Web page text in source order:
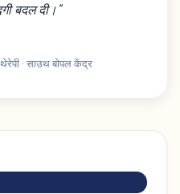
बदल दी।"
· साउथ बोपल केंद्र